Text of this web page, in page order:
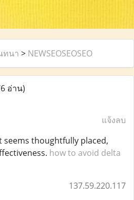
ทนา > NEWSEOSEOSEO
อ่าน)
แจ้งลบ
seems thoughtfully placed,
how to avoid delta
137.59.220.117